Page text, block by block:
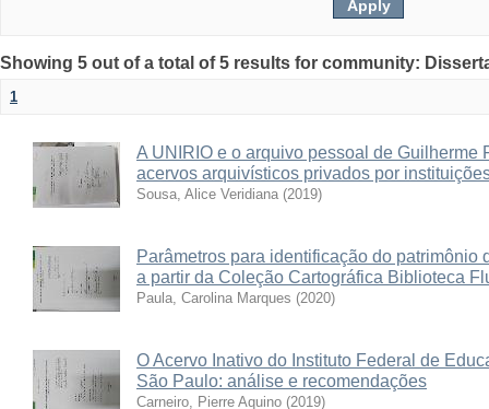
Showing 5 out of a total of 5 results for community:
1
A UNIRIO e o arquivo pessoal de Guilherme
acervos arquivísticos privados por
Sousa, Alice Veridiana (2019)
Parâmetros para identificação do patrimônio
a partir da Coleção Cartográfica Biblioteca
Paula, Carolina Marques (2020)
O Acervo Inativo do Instituto Federal de
São Paulo: análise e recomendações
Carneiro, Pierre Aquino (2019)